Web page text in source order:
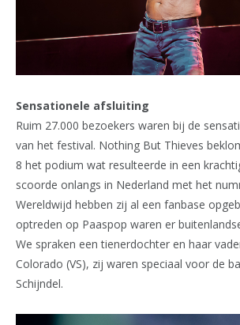
Sensationele afsluiting
Ruim 27.000 bezoekers waren bij de
van het festival. Nothing But Thieves
8 het podium wat resulteerde in een
scoorde onlangs in Nederland met het
Wereldwijd hebben zij al een fanbase
optreden op Paaspop waren er
We spraken een tienerdochter en haar
Colorado (VS), zij waren speciaal voor de
Schijndel.